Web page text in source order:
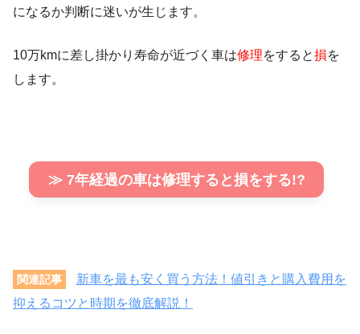
になるか判断に迷いが生じます。
10万kmに差し掛かり寿命が近づく車は修理をすると損を
します。
≫ 7年経過の車は修理すると損をする!?
関連記事
新車を最も安く買う方法！値引きと購入費用を
抑えるコツと時期を徹底解説！